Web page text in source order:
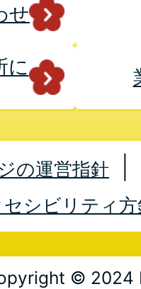
せ
に
の運営指針
シビリティ方
© 2024